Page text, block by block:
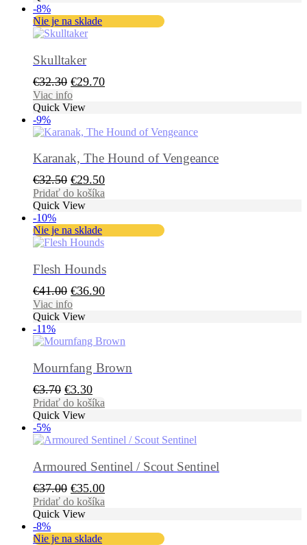
€3.70.€3.30.
-8%
Nie je na sklade
Skulltaker
€32.30 Pôvodná
cena
bola:
€29.70Aktuálna
Viac info
Quick View
-9%
Karanak, The Hound of Vengeance
€32.50 Pôvodná
cena
bola:
€32.50.
€29.50Aktuálna
cena
€29.50.
Pridať do košíka
Quick View
-10%
Nie je na sklade
Flesh Hounds
€41.00 Pôvodná
cena
bola:
€36.90Aktuálna
Viac info
Quick View
-11%
Mournfang Brown
€3.70 Pôvodná
cena
bola:
€3.30Aktuálna
cena
Pridať do košíka
Quick View
-5%
Armoured Sentinel / Scout Sentinel
€37.00 Pôvodná
cena
bola:
€37.00.
€35.00Aktuálna
cena
€35.00.
Pridať do košíka
Quick View
-8%
Nie je na sklade